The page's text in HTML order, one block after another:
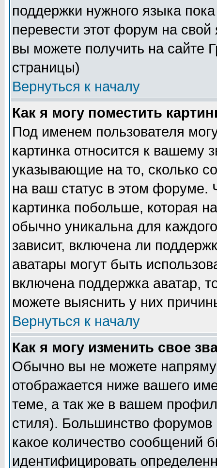
поддержки нужного языка
перевести этот форум на
вы можете получить на сайте
страницы)
Вернуться к началу
Как я могу поместить
Под именем пользователя
картинка относится к вашему
указывающие на то, сколько
на ваш статус в этом форуме.
картинка побольше, которая
обычно уникальна для
зависит, включена ли
аватары могут быть
включена поддержка аватар,
можете выяснить у них
Вернуться к началу
Как я могу изменить свое
Обычно вы не можете
отображается ниже вашего
теме, а так же в вашем
стиля). Большинство форумов
какое количество сообщений
идентифицировать